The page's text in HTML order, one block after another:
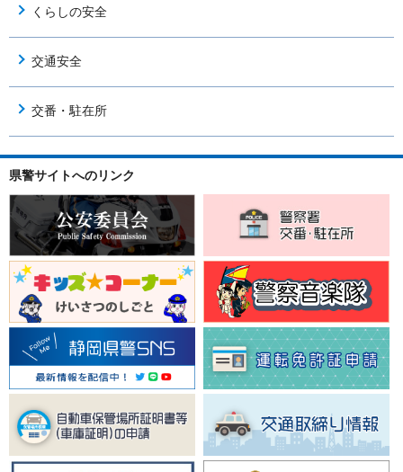
くらしの安全
交通安全
交番・駐在所
県警サイトへのリンク